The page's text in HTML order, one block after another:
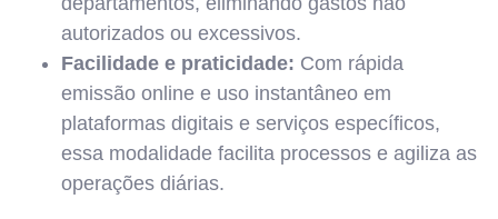
autorizados ou excessivos.
Facilidade e praticidade: Com rápida
emissão online e uso instantâneo em
plataformas digitais e serviços específicos,
essa modalidade facilita processos e agiliza as
operações diárias.